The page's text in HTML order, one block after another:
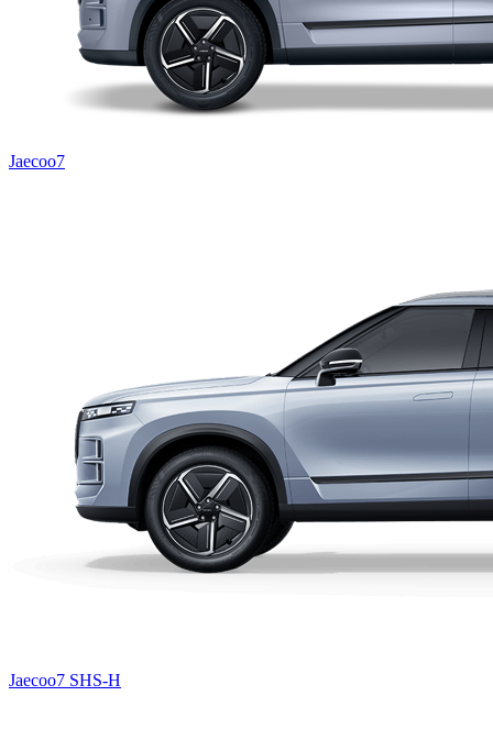
Jaecoo7
Jaecoo7 SHS-H